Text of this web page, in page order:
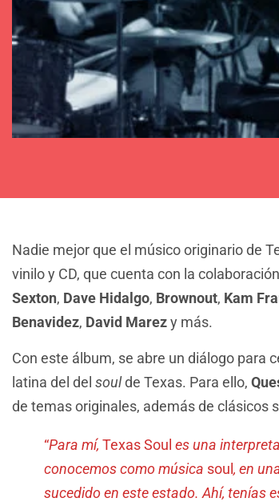
Nadie mejor que el músico originario de
vinilo y CD, que cuenta con la
Sexton, Dave Hidalgo, Brownout, Kam
Benavidez, David Marezy más.
Con este álbum, se abre un diálogo para
latina del del soulde Texas. Para ello,
de temas originales, además de clásicos
“Para mí, Texas Soul es una
conocemos como música soul, en
sucedido en este estado. Ahí, tenías